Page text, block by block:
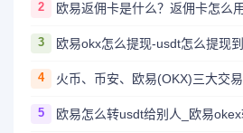
2 欧易返佣卡是什么？返佣卡怎么
3 欧易okx怎么提现-usdt怎么提现
4 火币、币安、欧易(OKX)三大交
5 欧易怎么转usdt给别人_欧易